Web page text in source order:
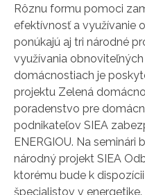
Rôznu formu pomoci
efektívnosť a využívanie
ponúkajú aj tri národné
využívania
domácnostiach je
projektu Zelená
poradenstvo pre
podnikateľov SIEA
ENERGIOU. Na
národný projekt SIEA
ktorému bude k
špecialistov v energetike.